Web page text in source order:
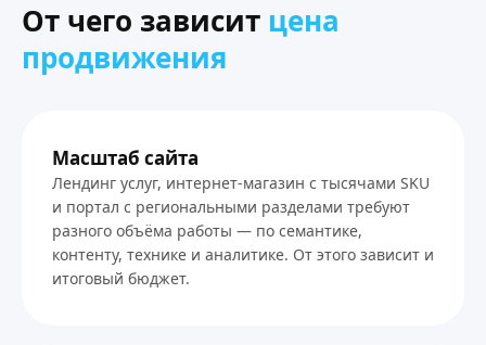
От чего зависит цена
продвижения
Масштаб сайта
Лендинг услуг, интернет-магазин с тысячами SKU
и портал с региональными разделами требуют
разного объёма работы — по семантике,
контенту, технике и аналитике. От этого зависит и
итоговый бюджет.